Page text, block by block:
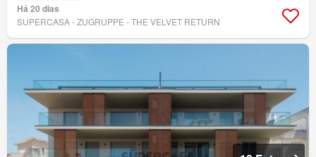
Há 20 dias
SUPERCASA - ZUGRUPPE - THE VELVET RETURN